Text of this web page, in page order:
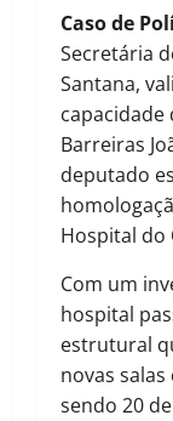
Caso de
Secretária
Santana,
Barreiras
deputado
Hospital do
Com um
hospital
estrutural
novas
sendo 20